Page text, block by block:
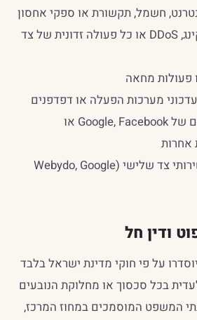
חשמל, תקשורת או ספקי אחסון
• מתקפות סייבר, האקינג, DDoS או כל פעולה זדונית של צד
פעולות מחאה
עדכוני מערכות הפעלה או דפדפנים
• שינויים באלגוריתמים של Google, Facebook או
אחרות
• הפסקה או שינוי בשירותי צד שלישי (Webydo, Google
על פי חוקי מדינת ישראל בלבד
בכל סכסוך או מחלוקת הנובעים
המשפט המוסמכים במחוז המרכז,